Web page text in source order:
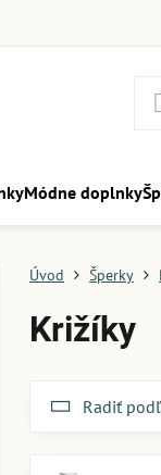
Módne doplnky
Úvod Šperky
Križíky
Radiť